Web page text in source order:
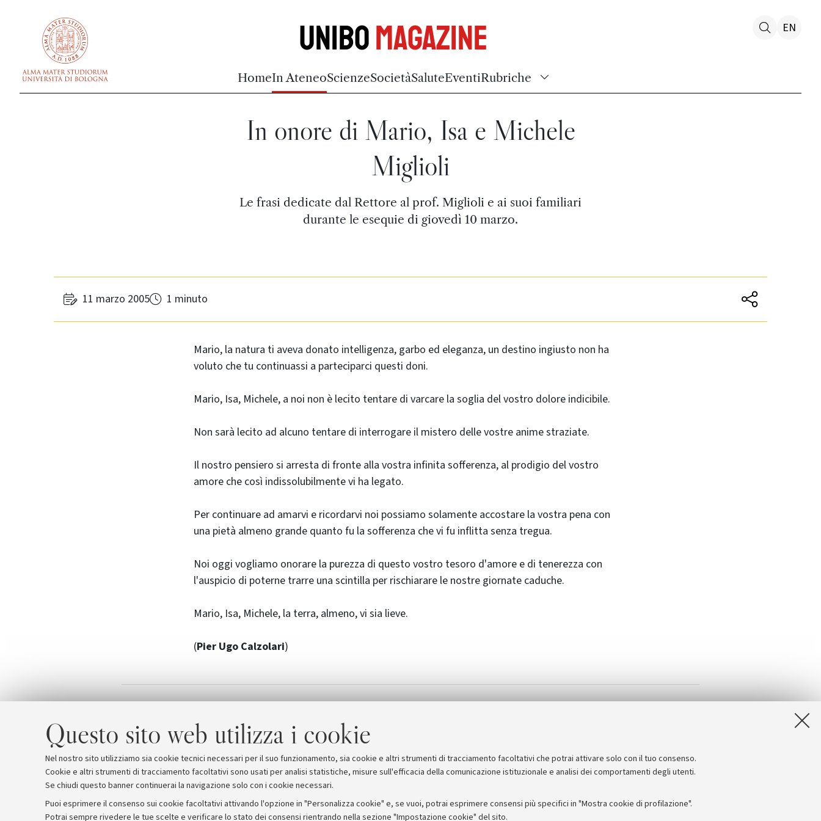
Questo sito web utilizza i cookie
Nel nostro sito utilizziamo sia cookie tecnici necessari per il suo funzionamento, sia cookie e altri strumenti di tracciamento facoltativi che potrai attivare solo con il tuo consenso.
Cookie e altri strumenti di tracciamento facoltativi sono usati per analisi statistiche, misure sull'efficacia della comunicazione istituzionale e analisi dei comportamenti degli utenti.
Se chiudi questo banner continuerai la navigazione solo con i cookie necessari.
Puoi esprimere il consenso sui cookie facoltativi attivando l'opzione in "Personalizza cookie" e, se vuoi, potrai esprimere consensi più specifici in "Mostra cookie di profilazione".
Potrai sempre rivedere le tue scelte e verificare lo stato dei consensi rientrando nella sezione "Impostazione cookie" del sito.
UniboMagazine
HomeIn AteneoScienzeSocietàSaluteEventiRubriche
EN
In onore di Mario, Isa e Michele
Miglioli
Le frasi dedicate dal Rettore al prof. Miglioli e ai suoi familiari
durante le esequie di giovedì 10 marzo.
11 marzo 2005 1 minuto
Mario, la natura ti aveva donato intelligenza, garbo ed eleganza, un destino ingiusto non ha
voluto che tu continuassi a parteciparci questi doni.
Mario, Isa, Michele, a noi non è lecito tentare di varcare la soglia del vostro dolore indicibile.
Non sarà lecito ad alcuno tentare di interrogare il mistero delle vostre anime straziate.
Il nostro pensiero si arresta di fronte alla vostra infinita sofferenza, al prodigio del vostro
amore che così indissolubilmente vi ha legato.
Per continuare ad amarvi e ricordarvi noi possiamo solamente accostare la vostra pena con
una pietà almeno grande quanto fu la sofferenza che vi fu inflitta senza tregua.
Noi oggi vogliamo onorare la purezza di questo vostro tesoro d'amore e di tenerezza con
l'auspicio di poterne trarre una scintilla per rischiarare le nostre giornate caduche.
Mario, Isa, Michele, la terra, almeno, vi sia lieve.
(Pier Ugo Calzolari)
Allegati